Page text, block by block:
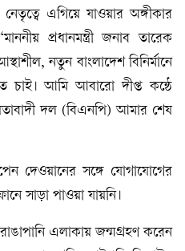
নেতৃত্বে এগিয়ে যাওয়ার অঙ্গীকার
প্রধানমন্ত্রী জনাব তারেক
নতুন বাংলাদেশ বিনির্মানে
চাই। আমি আবারো দীপ্ত কন্ঠে
দল (বিএনপি) আমার শেষ
দেওয়ানের সঙ্গে যোগাযোগের
সাড়া পাওয়া যায়নি।
এলাকায় জন্মগ্রহণ করেন